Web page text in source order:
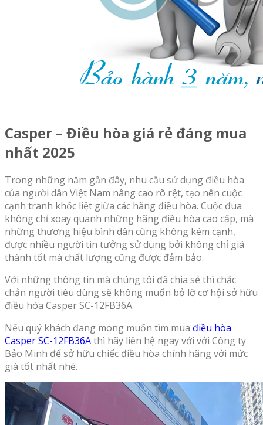
Casper – Điều hòa giá rẻ đáng mua
nhất 2025
Trong những năm gần đây, nhu cầu sử dụng điều hòa
của người dân Việt Nam nâng cao rõ rệt, tạo nên cuộc
cạnh tranh khốc liệt giữa các hãng điều hòa. Cuộc đua
không chỉ xoay quanh những hãng điều hòa cao cấp, mà
những thương hiệu bình dân cũng không kém cạnh,
được nhiều người tin tưởng sử dụng bởi không chỉ giá
thành tốt mà chất lượng cũng được đảm bảo.
Với những thông tin mà chúng tôi đã chia sẻ thì chắc
chắn người tiêu dùng sẽ không muốn bỏ lỡ cơ hội sở hữu
điều hòa Casper SC-12FB36A.
Nếu quý khách đang mong muốn tìm mua điều hòa
Casper SC-12FB36Athì hãy liên hệ ngay với với Công ty
Bảo Minh để sở hữu chiếc điều hòa chính hãng với mức
giá tốt nhất nhé.